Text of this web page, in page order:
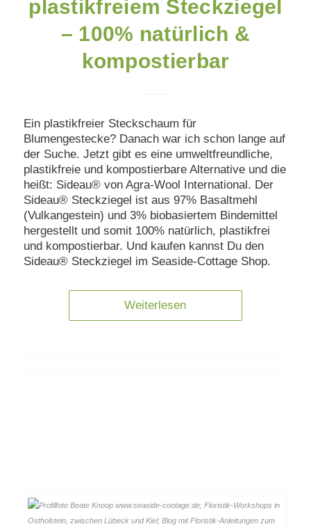
plastikfreiem Steckziegel
– 100% natürlich &
kompostierbar
Ein plastikfreier Steckschaum für
Blumengestecke? Danach war ich schon lange auf
der Suche. Jetzt gibt es eine umweltfreundliche,
plastikfreie und kompostierbare Alternative und die
heißt: Sideau® von Agra-Wool International. Der
Sideau® Steckziegel ist aus 97% Basaltmehl
(Vulkangestein) und 3% biobasiertem Bindemittel
hergestellt und somit 100% natürlich, plastikfrei
und kompostierbar. Und kaufen kannst Du den
Sideau® Steckziegel im Seaside-Cottage Shop.
Weiterlesen